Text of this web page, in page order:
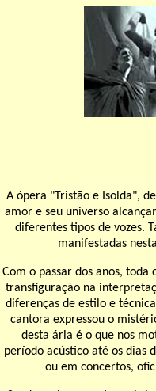
A ópera "Tristão e Isolda",
amor e seu universo
diferentes tipos de vozes.
manifestadas
Com o passar dos anos,
transfiguração na
diferenças de estilo e
cantora expressou o
desta ária é o que nos
período acústico até os dias
ou em concertos,